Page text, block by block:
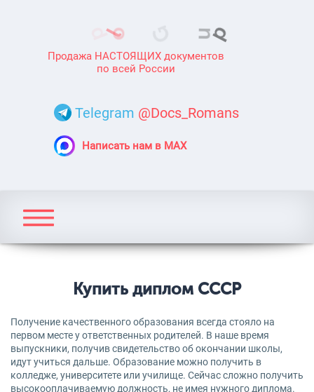
Продажа НАСТОЯЩИХ документов
по всей России
Telegram @Docs_Romans
Написать нам в MAX
Купить диплом СССР
Получение качественного образования всегда стояло на
первом месте у ответственных родителей. В наше время
выпускники, получив свидетельство об окончании школы,
идут учиться дальше. Образование можно получить в
колледже, университете или училище. Сейчас сложно получить
высокооплачиваемую должность, не имея нужного диплома.